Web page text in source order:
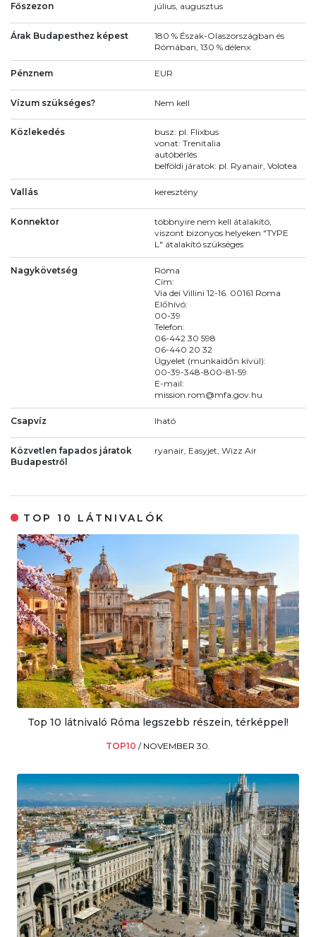
Főszezon július, augusztus
Árak Budapesthez képest
180 % Észak-Olaszországban és
Rómában, 130 % délenx
Pénznem EUR
Vízum szükséges? Nem kell
Közlekedés
busz: pl. Flixbus
vonat: Trenitalia
autóbérlés
belföldi járatok: pl. Ryanair, Volotea
Vallás keresztény
Konnektor
többnyire nem kell átalakító,
viszont bizonyos helyeken "TYPE
L" átalakító szükséges
Nagykövetség
Róma
Cím:
Via dei Villini 12-16. 00161 Roma
Előhívó:
00-39
Telefon:
06-442 30 598
06-440 20 32
Ügyelet (munkaidőn kívül):
00-39-348-800-81-59
E-mail:
mission.rom@mfa.gov.hu
Csapvíz Iható
Közvetlen fapados járatok
Budapestről
ryanair, Easyjet, Wizz Air
TOP 10 LÁTNIVALÓK
Top 10 látnivaló Róma legszebb részein, térképpel!
TOP10 / NOVEMBER 30.